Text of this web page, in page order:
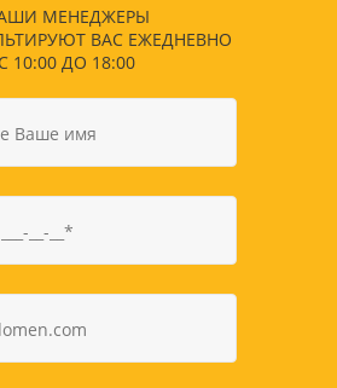
МЕНЕДЖЕРЫ
ВАС ЕЖЕДНЕВНО
С 10:00 ДО 18:00